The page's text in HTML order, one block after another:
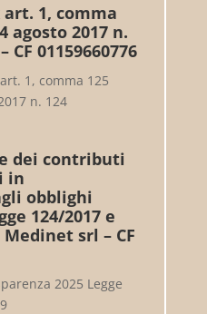
1, comma
agosto 2017 n.
CF 01159660776
1, comma 125
n. 124
dei contributi
in
obblighi
124/2017 e
srl – CF
2025 Legge